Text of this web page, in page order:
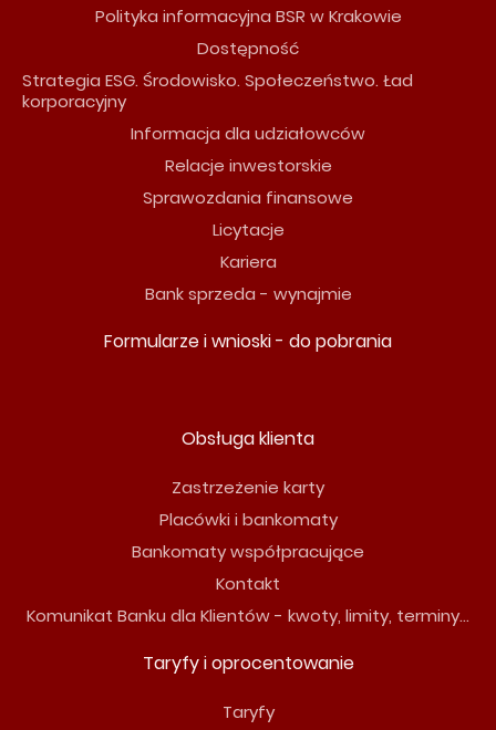
Polityka informacyjna BSR w Krakowie
Dostępność
Strategia ESG. Środowisko. Społeczeństwo. Ład
korporacyjny
Informacja dla udziałowców
Relacje inwestorskie
Sprawozdania finansowe
Licytacje
Kariera
Bank sprzeda - wynajmie
Formularze i wnioski - do pobrania
Obsługa klienta
Zastrzeżenie karty
Placówki i bankomaty
Bankomaty współpracujące
Kontakt
Komunikat Banku dla Klientów - kwoty, limity, terminy...
Taryfy i oprocentowanie
Taryfy